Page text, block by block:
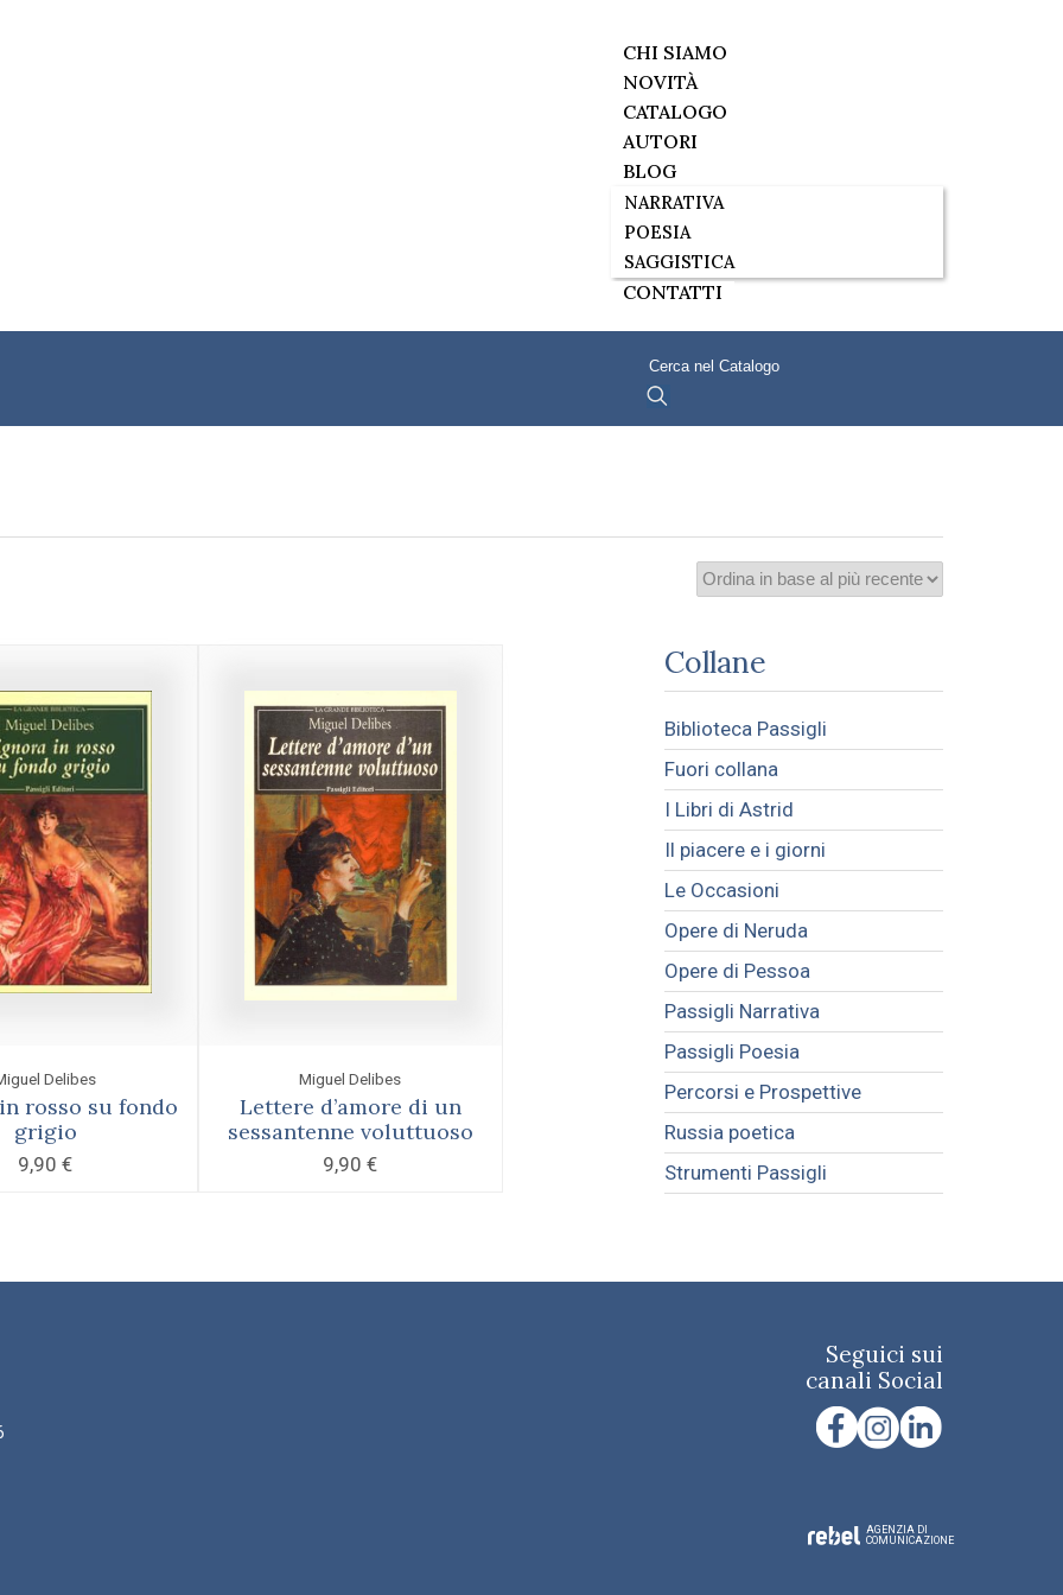
CHI SIAMO
NOVITÀ
CATALOGO
AUTORI
BLOG
NARRATIVA
POESIA
SAGGISTICA
CONTATTI
Delibes
rosso su fondo
grigio
9,90€
Miguel Delibes
Lettere d’amore di un
sessantenne voluttuoso
9,90€
Collane
Biblioteca Passigli
Fuori collana
I Libri di Astrid
Il piacere e i giorni
Le Occasioni
Opere di Neruda
Opere di Pessoa
Passigli Narrativa
Passigli Poesia
Percorsi e Prospettive
Russia poetica
Strumenti Passigli
Seguici sui
canali Social
AGENZIA DI
COMUNICAZIONE